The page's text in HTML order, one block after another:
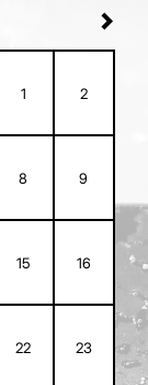
1 2
8 9
15 16
22 23